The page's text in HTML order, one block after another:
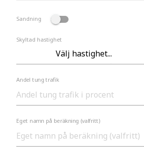
Sandning
Skyltad hastighet
Andel tung trafik
Eget namn på beräkning (valfritt)